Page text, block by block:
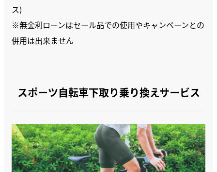
ス)
※無金利ローンはセール品での使用やキャンペーンとの
併用は出来ません
スポーツ自転車下取り乗り換えサービス